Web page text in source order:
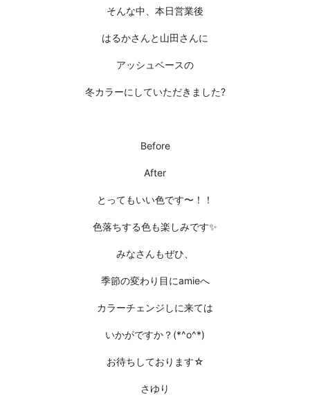
そんな中、本日営業後
はるかさんと山田さんに
アッシュベースの
冬カラーにしていただきました?
Before
After
とってもいい色です〜！！
色落ちする色も楽しみです✨
みなさんもぜひ、
季節の変わり目にamieへ
カラーチェンジしに来ては
いかがですか？(*^o^*)
お待ちしております☆
さゆり